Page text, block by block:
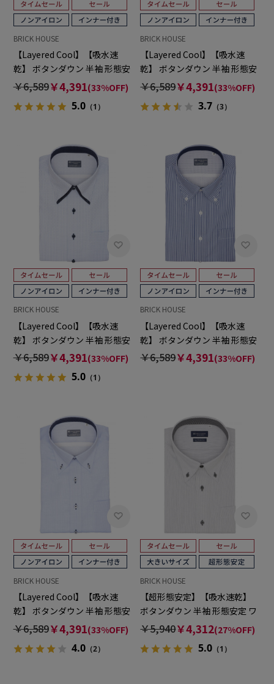
BRICK HOUSE
【Layered Cool】【吸水速
乾】 ボタンダウン 半袖 形態安
定 ワイシャツ
￥6,589￥4,391(33%OFF)
5.0（1）
BRICK HOUSE
【Layered Cool】【吸水速
乾】 ボタンダウン 半袖 形態安
定 ワイシャツ
￥6,589￥4,391(33%OFF)
3.7 （3）
BRICK HOUSE
【Layered Cool】【吸水速
乾】 ボタンダウン 半袖 形態安
定 ワイシャツ
￥6,589￥4,391(33%OFF)
5.0（1）
BRICK HOUSE
【Layered Cool】【吸水速
乾】 ボタンダウン 半袖 形態安
定 ワイシャツ
￥6,589￥4,391(33%OFF)
BRICK HOUSE
【Layered Cool】【吸水速
乾】 ボタンダウン 半袖 形態安
定 ワイシャツ
￥6,589￥4,391(33%OFF)
4.0（2）
BRICK HOUSE
【超形態安定】【吸水速乾】
ボタンダウン 半袖 形態安定 ワ
イシャツ 大きいサイズ
￥5,940￥4,312(27%OFF)
5.0 （1）